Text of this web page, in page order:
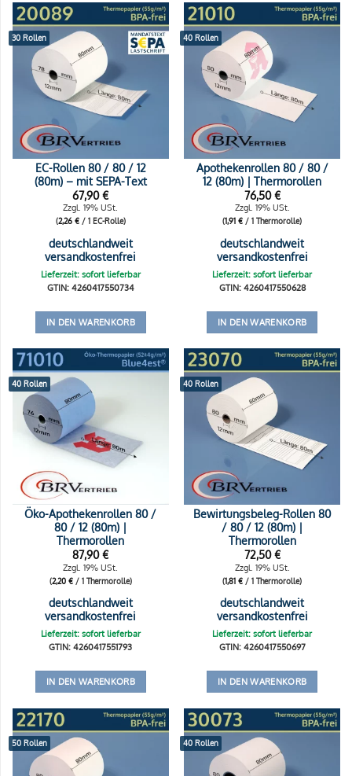
30 Rollen
EC-Rollen 80 / 80 / 12
(80m) – mit SEPA-Text
67,90€
Zzgl. 19% USt.
(2,26 €/ 1 EC-Rolle)
deutschlandweit
versandkostenfrei
Lieferzeit: sofort lieferbar
GTIN: 4260417550734
IN DEN WARENKORB
40 Rollen
Apothekenrollen 80 / 80 /
12 (80m) | Thermorollen
76,50€
Zzgl. 19% USt.
(1,91€ / 1 Thermorolle)
deutschlandweit
versandkostenfrei
Lieferzeit: sofort lieferbar
GTIN: 4260417550628
IN DEN WARENKORB
40 Rollen
Öko-Apothekenrollen 80 /
80 / 12 (80m) |
Thermorollen
87,90€
Zzgl. 19% USt.
(2,20 €/ 1 Thermorolle)
deutschlandweit
versandkostenfrei
Lieferzeit: sofort lieferbar
GTIN: 4260417551793
IN DEN WARENKORB
40 Rollen
Bewirtungsbeleg-Rollen 80
/ 80 / 12 (80m) |
Thermorollen
72,50€
Zzgl. 19% USt.
(1,81€ / 1 Thermorolle)
deutschlandweit
versandkostenfrei
Lieferzeit: sofort lieferbar
GTIN: 4260417550697
IN DEN WARENKORB
50 Rollen 40 Rollen